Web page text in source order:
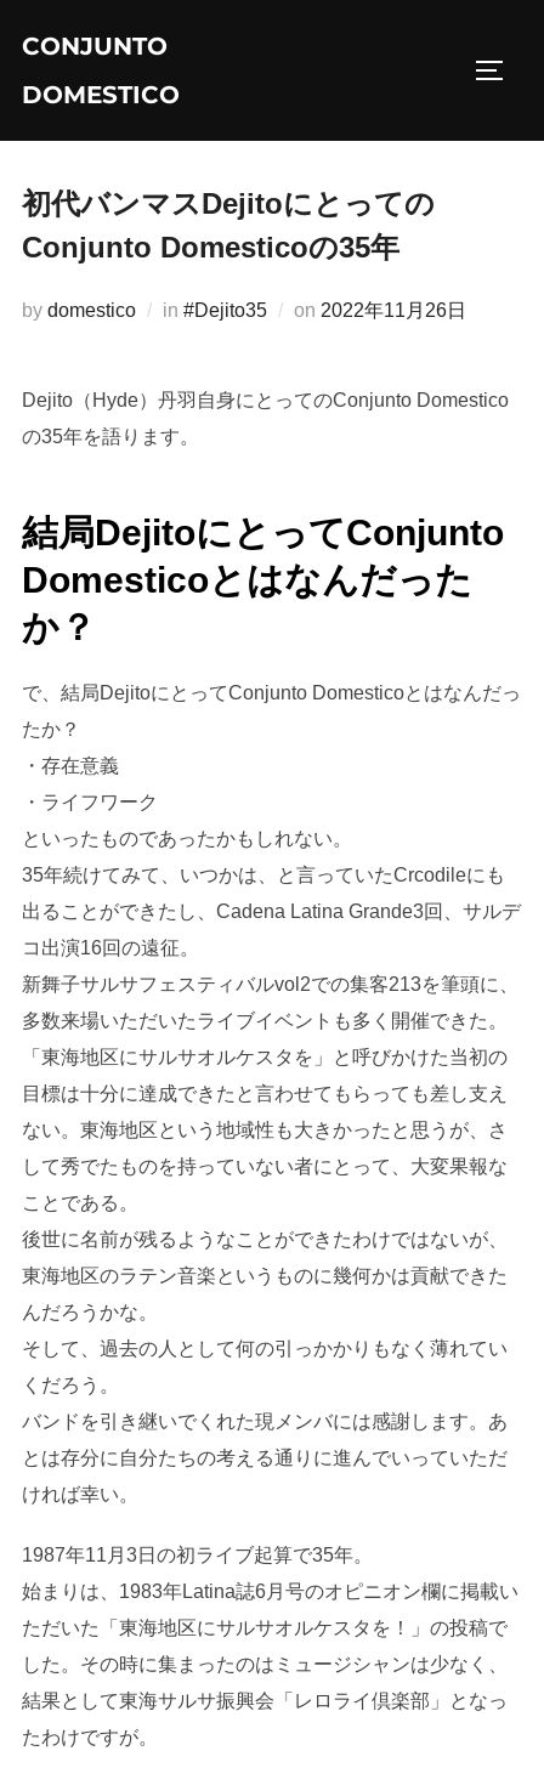
CONJUNTO
DOMESTICO
初代バンマスDejitoにとっての
Conjunto Domesticoの35年
by domestico in #Dejito35 on 投
2022年11月26日
Dejito（Hyde）丹羽自身にとってのConjunto Domestico
の35年を語ります。
結局DejitoにとってConjunto
Domesticoとはなんだった
か？
で、結局DejitoにとってConjunto Domesticoとはなんだっ
たか？
・存在意義
・ライフワーク
といったものであったかもしれない。
35年続けてみて、いつかは、と言っていたCrcodileにも
出ることができたし、Cadena Latina Grande3回、サルデ
コ出演16回の遠征。
新舞子サルサフェスティバルvol2での集客213を筆頭に、
多数来場いただいたライブイベントも多く開催できた。
「東海地区にサルサオルケスタを」と呼びかけた当初の
目標は十分に達成できたと言わせてもらっても差し支え
ない。東海地区という地域性も大きかったと思うが、さ
して秀でたものを持っていない者にとって、大変果報な
ことである。
後世に名前が残るようなことができたわけではないが、
東海地区のラテン音楽というものに幾何かは貢献できた
んだろうかな。
そして、過去の人として何の引っかかりもなく薄れてい
くだろう。
バンドを引き継いでくれた現メンバには感謝します。あ
とは存分に自分たちの考える通りに進んでいっていただ
ければ幸い。
1987年11月3日の初ライブ起算で35年。
始まりは、1983年Latina誌6月号のオピニオン欄に掲載い
ただいた「東海地区にサルサオルケスタを！」の投稿で
した。その時に集まったのはミュージシャンは少なく、
結果として東海サルサ振興会「レロライ倶楽部」となっ
たわけですが。